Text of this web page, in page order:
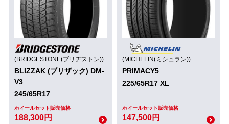
(BRIDGESTONE(ブリヂストン))
BLIZZAK (ブリザック) DM-
V3
245/65R17
ホイールセット販売価格
188,300円
(MICHELIN(ミシュラン))
PRIMACY5
225/65R17 XL
ホイールセット販売価格
147,500円